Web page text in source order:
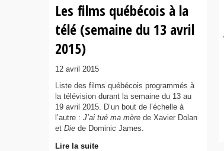
Les films québécois à la
télé (semaine du 13 avril
2015)
12 avril 2015
Liste des films québécois programmés à
la télévision durant la semaine du 13 au
19 avril 2015. D’un bout de l’échelle à
l’autre : J’ai tué ma mère de Xavier Dolan
et Die de Dominic James.
Lire la suite